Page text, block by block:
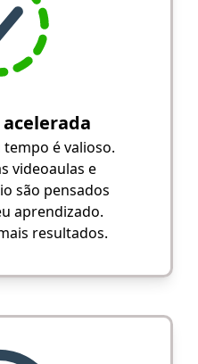
é valioso.
videoaulas e
são pensados
aprendizado.
resultados.